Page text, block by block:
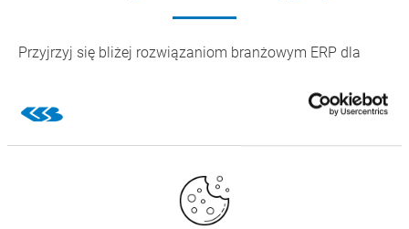
Przyjrzyj się bliżej rozwiązaniom branżowym ERP dla
demonstracyjnych prezentujemy najważniejsze funkcje
oprogramowania, takie jak planowanie produkcji, system
rozliczania producentów i rozliczenie skupu mleka, a
także śledzenie pochodzenia, rachunek kosztów,
kalkulacja produktów i wiele innych.